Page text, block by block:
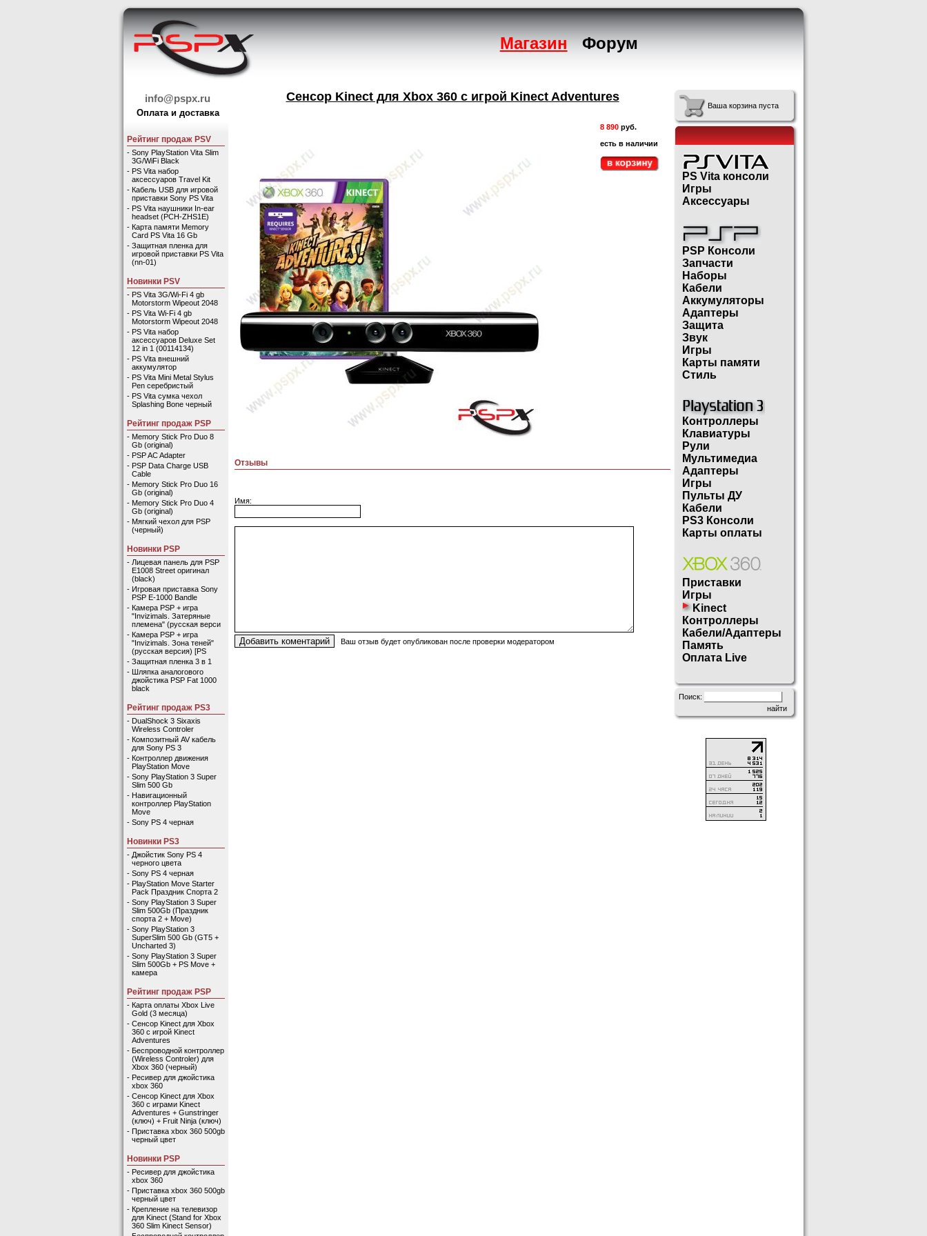
Магазин Форум
info@pspx.ru
Оплата и доставка
Рейтинг продаж PSV
- Sony PlayStation Vita Slim
3G/WiFi Black
- PS Vita набор
аксессуаров Travel Kit
- Кабель USB для игровой
приставки Sony PS Vita
- PS Vita наушники In-ear
headset (PCH-ZHS1E)
- Карта памяти Memory
Card PS Vita 16 Gb
- Защитная пленка для
игровой приставки PS Vita
(nn-01)
Новинки PSV
- PS Vita 3G/Wi-Fi 4 gb
Motorstorm Wipeout 2048
- PS Vita Wi-Fi 4 gb
Motorstorm Wipeout 2048
- PS Vita набор
аксессуаров Deluxe Set
12 in 1 (00114134)
- PS Vita внешний
аккумулятор
- PS Vita Mini Metal Stylus
Pen серебристый
- PS Vita сумка чехол
Splashing Bone черный
Рейтинг продаж PSP
- Memory Stick Pro Duo 8
Gb (original)
- PSP AC Adapter
- PSP Data Charge USB
Cable
- Memory Stick Pro Duo 16
Gb (original)
- Memory Stick Pro Duo 4
Gb (original)
- Мягкий чехол для PSP
(черный)
Новинки PSP
- Лицевая панель для PSP
E1008 Street оригинал
(black)
- Игровая приставка Sony
PSP E-1000 Bandle
- Камера PSP + игра
"Invizimals. Затеряные
племена" (русская верси
- Камера PSP + игра
"Invizimals. Зона теней"
(русская версия) [PS
- Защитная пленка 3 в 1
- Шляпка аналогового
джойстика PSP Fat 1000
black
Рейтинг продаж PS3
- DualShock 3 Sixaxis
Wireless Controler
- Композитный AV кабель
для Sony PS 3
- Контроллер движения
PlayStation Move
- Sony PlayStation 3 Super
Slim 500 Gb
- Навигационный
контроллер PlayStation
Move
- Sony PS 4 черная
Новинки PS3
- Джойстик Sony PS 4
черного цвета
- Sony PS 4 черная
- PlayStation Move Starter
Pack Праздник Спорта 2
- Sony PlayStation 3 Super
Slim 500Gb (Праздник
спорта 2 + Move)
- Sony PlayStation 3
SuperSlim 500 Gb (GT5 +
Uncharted 3)
- Sony PlayStation 3 Super
Slim 500Gb + PS Move +
камера
Рейтинг продаж PSP
- Карта оплаты Xbox Live
Gold (3 месяца)
- Сенсор Kinect для Xbox
360 с игрой Kinect
Adventures
- Беспроводной контроллер
(Wireless Controler) для
Xbox 360 (черный)
- Ресивер для джойстика
xbox 360
- Сенсор Kinect для Xbox
360 с играми Kinect
Adventures + Gunstringer
(ключ) + Fruit Ninja (ключ)
- Приставка xbox 360 500gb
черный цвет
Новинки PSP
- Ресивер для джойстика
xbox 360
- Приставка xbox 360 500gb
черный цвет
- Крепление на телевизор
для Kinect (Stand for Xbox
360 Slim Kinect Sensor)
Сенсор Kinect для Xbox 360 с игрой Kinect Adventures
8 890 руб.
есть в наличии
Отзывы
Имя:
Ваш отзыв будет опубликован после проверки модератором
Ваша корзина пуста
PS Vita консоли
Игры
Аксессуары
PSP Консоли
Запчасти
Наборы
Кабели
Аккумуляторы
Адаптеры
Защита
Звук
Игры
Карты памяти
Стиль
Контроллеры
Клавиатуры
Рули
Мультимедиа
Адаптеры
Игры
Пульты ДУ
Кабели
PS3 Консоли
Карты оплаты
Приставки
Игры
Kinect
Контроллеры
Кабели/Адаптеры
Память
Оплата Live
Поиск: